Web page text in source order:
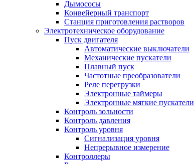
Дымососы
Конвейерный транспорт
Станция приготовления растворов
Электротехническое оборудование
Пуск двигателя
Автоматические выключатели
Механические пускатели
Плавный пуск
Частотные преобразователи
Реле перегрузки
Электронные таймеры
Электронные мягкие пускатели
Контроль зольности
Контроль давления
Контроль уровня
Сигнализация уровня
Непрерывное измерение
Контроллеры